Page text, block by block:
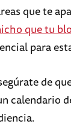
que te
que tu
para
de
calendario